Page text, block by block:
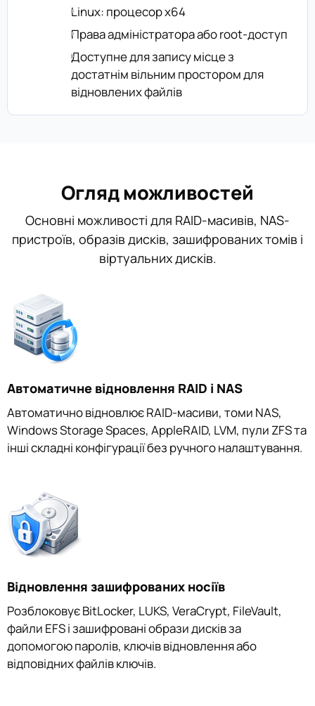
Linux: процесор x64
Права адміністратора або root-доступ
Доступне для запису місце з
достатнім вільним простором для
відновлених файлів
Огляд можливостей
Основні можливості для RAID-масивів, NAS-
пристроїв, образів дисків, зашифрованих томів і
віртуальних дисків.
Автоматичне відновлення RAID і NAS
Автоматично відновлює RAID-масиви, томи NAS,
Windows Storage Spaces, AppleRAID, LVM, пули ZFS та
інші складні конфігурації без ручного налаштування.
Відновлення зашифрованих носіїв
Розблоковує BitLocker, LUKS, VeraCrypt, FileVault,
файли EFS і зашифровані образи дисків за
допомогою паролів, ключів відновлення або
відповідних файлів ключів.